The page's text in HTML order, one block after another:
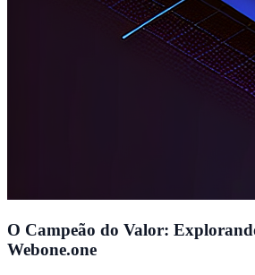
O Campeão do Valor:
Webone.one